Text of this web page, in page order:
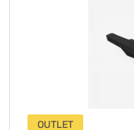
OUTLET